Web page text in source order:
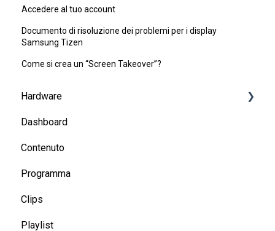
Accedere al tuo account
Documento di risoluzione dei problemi per i display
Samsung Tizen
Come si crea un “Screen Takeover”?
Hardware
Sistema su chip
Lettore multimediale
Risoluzione dei problemi
Generale
Dashboard
Contenuto
Programma
Clips
Playlist